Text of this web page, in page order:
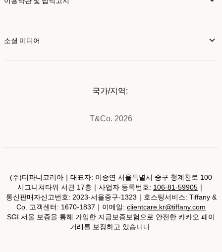
소셜 미디어
T&Co. 2026
국가/지역:
(주)티파니코리아｜대표자: 이승연 서울특별시 중구 청계천로 100
시그니쳐타워 서관 17층｜사업자 등록번호: 106-81-59905 ｜
통신판매자신고번호: 2023-서울중구-1323｜호스팅서비스: Tiffany &
Co. 고객센터: 1670-1837｜이메일: clientcare.kr@tiffany.com
SGI 서울 보증을 통해 가입한 지급보증보험으로 안전한 카카오 페이
거래를 보장하고 있습니다.